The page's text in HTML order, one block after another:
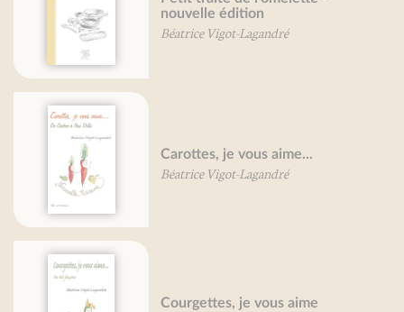
nouvelle édition
Béatrice Vigot-Lagandré
Carottes, je vous aime...
Béatrice Vigot-Lagandré
Courgettes, je vous aime